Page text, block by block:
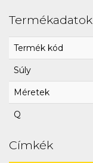
Termékadatok
Termék kód
Súly
Méretek
Q
Címkék